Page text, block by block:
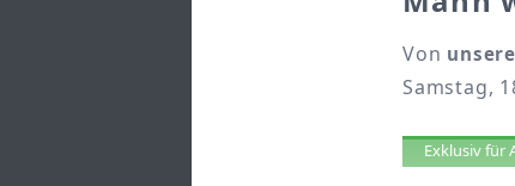
Von
Samstag,
Exklusiv für